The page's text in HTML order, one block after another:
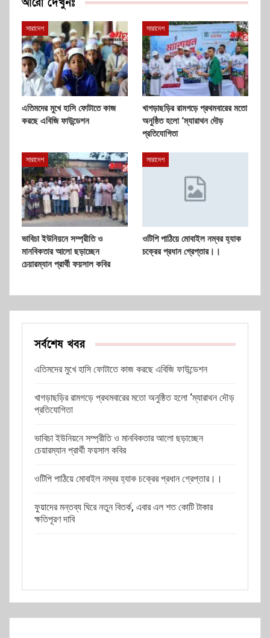
সারাদেশ
এতিমদের মুখে হাসি ফোটাতে কাজ
করছে এবিজি ফাউন্ডেশন
সারাদেশ
খাগড়াছড়ির রামগড়ে প্রথমবারের মতো
অনুষ্ঠিত হলো ‘ম্যারাথন দৌড়
প্রতিযোগিতা
সারাদেশ
ভাবিচা ইউনিয়নে সম্প্রীতি ও
মানবিকতার আলো ছড়াচ্ছেন
চেয়ারম্যান প্রার্থী ফয়সাল কবির
সারাদেশ
ওটিপি পাঠিয়ে মোবাইল নম্বর হ্যাক
চক্রের প্রধান গ্রেপ্তার।।
সর্বশেষ খবর
এতিমদের মুখে হাসি ফোটাতে কাজ করছে এবিজি ফাউন্ডেশন
খাগড়াছড়ির রামগড়ে প্রথমবারের মতো অনুষ্ঠিত হলো ‘ম্যারাথন দৌড়
প্রতিযোগিতা
ভাবিচা ইউনিয়নে সম্প্রীতি ও মানবিকতার আলো ছড়াচ্ছেন
চেয়ারম্যান প্রার্থী ফয়সাল কবির
ওটিপি পাঠিয়ে মোবাইল নম্বর হ্যাক চক্রের প্রধান গ্রেপ্তার।।
ফুয়াদের মন্তব্য ঘিরে নতুন বিতর্ক, এবার এল শত কোটি টাকার
ক্ষতিপূরণ দাবি